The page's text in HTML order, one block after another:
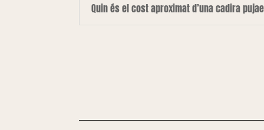
Quin és el cost aproximat d’una cadira